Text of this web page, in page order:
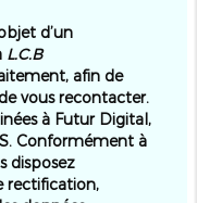
d’un
L.C.B
afin de
vous recontacter.
à Futur Digital,
Conformément à
disposez
rectification,